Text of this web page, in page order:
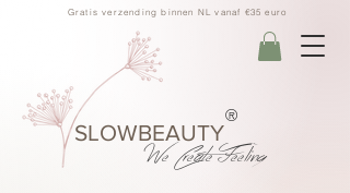
Gratis verzending binnen NL vanaf €35 euro
SLOWBEAUTY
We CreateFeeling
®